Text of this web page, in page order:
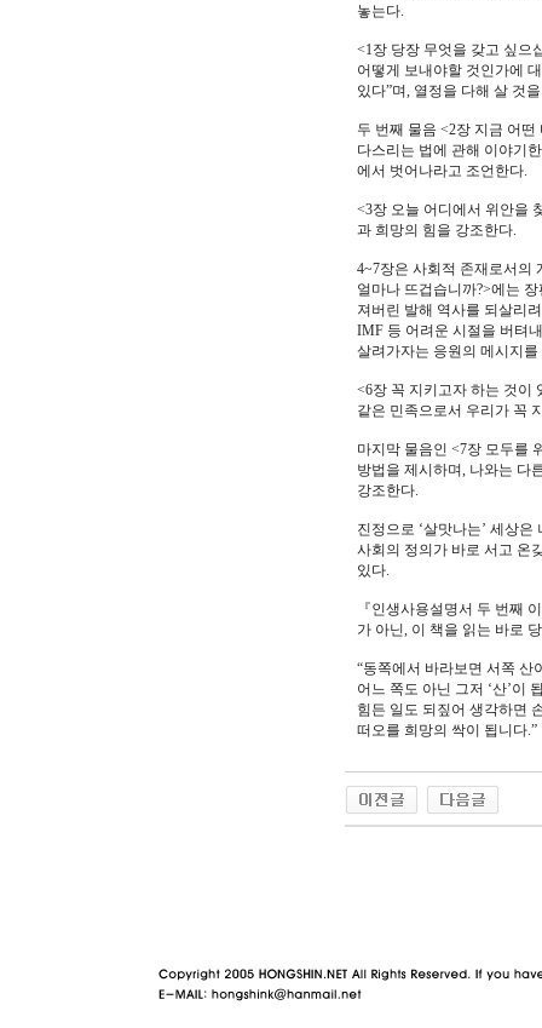
놓는다.
<1장 당장 무엇을 갖고 싶으
어떻게 보내야할 것인가에
있다”며, 열정을 다해 살 것
두 번째 물음 <2장 지금 어떤
다스리는 법에 관해 이야기
에서 벗어나라고 조언한다.
<3장 오늘 어디에서 위안을
과 희망의 힘을 강조한다.
4~7장은 사회적 존재로서의
얼마나 뜨겁습니까?>에는
져버린 발해 역사를 되살리
IMF 등 어려운 시절을 버텨
살려가자는 응원의 메시지를
<6장 꼭 지키고자 하는 것이
같은 민족으로서 우리가 꼭
마지막 물음인 <7장 모두를
방법을 제시하며, 나와는 다
강조한다.
진정으로 ‘살맛나는’ 세상
사회의 정의가 바로 서고 온
있다.
『인생사용설명서 두 번째
가 아닌, 이 책을 읽는 바로
“동쪽에서 바라보면 서쪽 산
어느 쪽도 아닌 그저 ‘산’이
힘든 일도 되짚어 생각하면
떠오를 희망의 싹이 됩니다.”